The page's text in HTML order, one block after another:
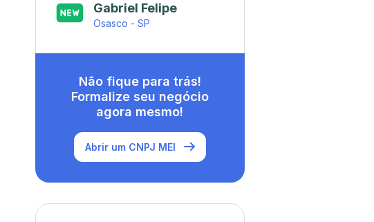
Gabriel Felipe
Osasco - SP
Não fique para trás!
Formalize seu negócio
agora mesmo!
Abrir um CNPJ MEI